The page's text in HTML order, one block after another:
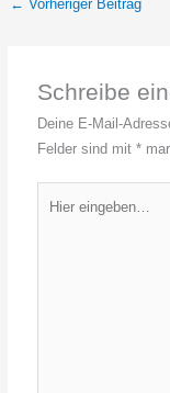
← Vorheriger Beitrag
Schreibe
Deine E-Mail-
Felder sind mit*
eingeben…